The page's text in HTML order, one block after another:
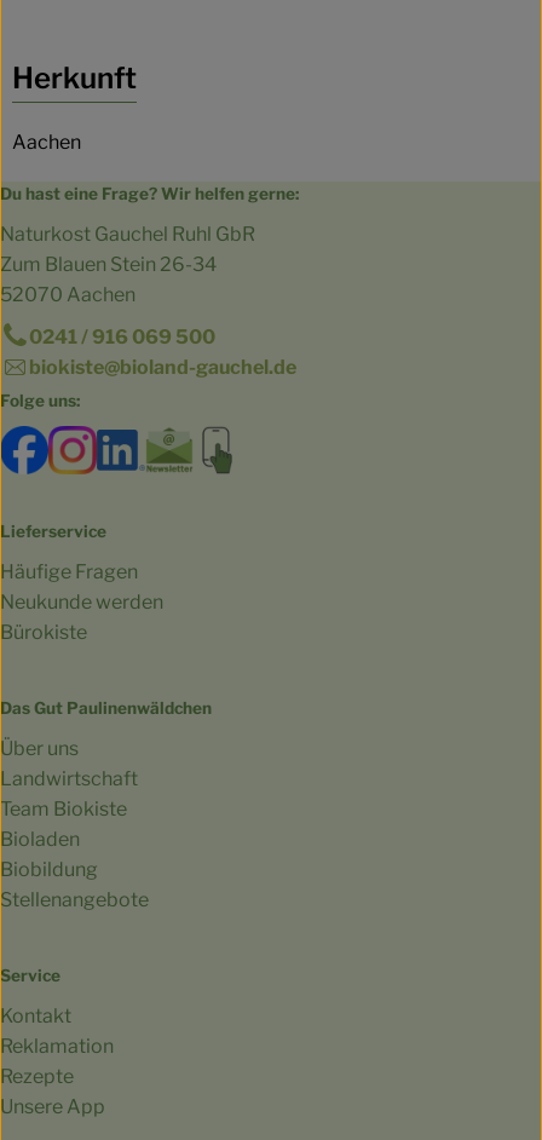
Herkunft
Aachen
Du hast eine Frage? Wir helfen gerne:
Naturkost Gauchel Ruhl GbR
Zum Blauen Stein 26-34
52070 Aachen
0241 / 916 069 500
biokiste@bioland-gauchel.de
Folge uns:
Externer Link zu https://www.facebook.com/
Externer Link zu https://www.instagram.com/
Externer Link zu https://
Externer Link zu https://
Lieferservice
Häufige Fragen
Neukunde werden
Bürokiste
Das Gut Paulinenwäldchen
Über uns
Landwirtschaft
Team Biokiste
Bioladen
Biobildung
Stellenangebote
Service
Kontakt
Reklamation
Rezepte
Unsere App